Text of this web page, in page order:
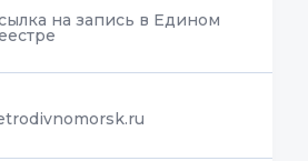
на запись в Едином